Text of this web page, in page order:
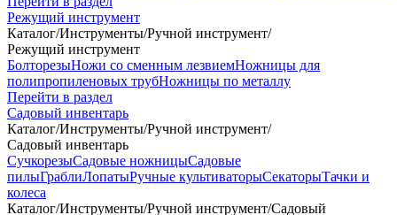
Режущий инструмент
Каталог/Инструменты/Ручной инструмент/
Режущий инструмент
БолторезыНожи со сменным лезвиемНожницы для
полипропиленовых трубНожницы по металлу
Перейти в раздел
Садовый инвентарь
Каталог/Инструменты/Ручной инструмент/
Садовый инвентарь
СучкорезыСадовые ножницыСадовые
пилыГраблиЛопатыРучные культиваторыСекаторыТачки и
колеса
Каталог/Инструменты/Ручной инструмент/Садовый